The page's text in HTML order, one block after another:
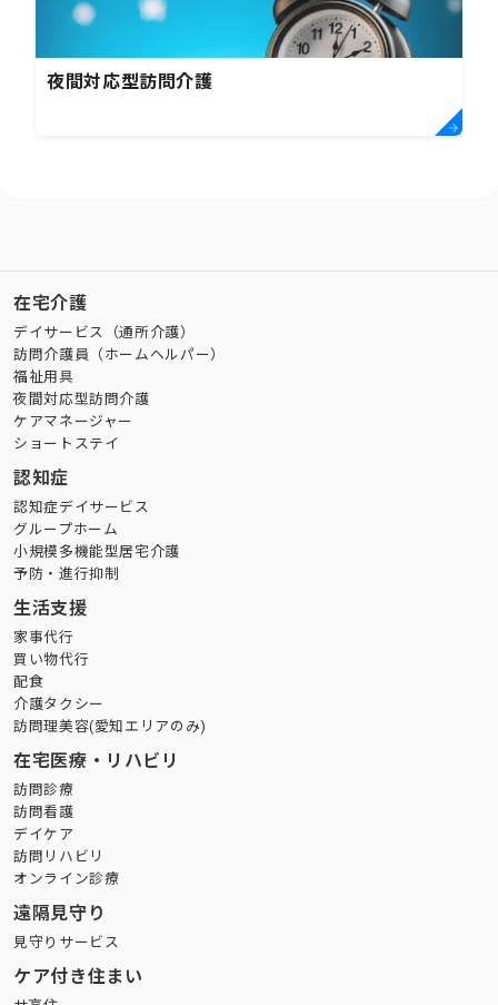
夜間対応型訪問介護
在宅介護
デイサービス（通所介護）
訪問介護員（ホームヘルパー）
福祉用具
夜間対応型訪問介護
ケアマネージャー
ショートステイ
認知症
認知症デイサービス
グループホーム
小規模多機能型居宅介護
予防・進行抑制
生活支援
家事代行
買い物代行
配食
介護タクシー
訪問理美容(愛知エリアのみ)
在宅医療・リハビリ
訪問診療
訪問看護
デイケア
訪問リハビリ
オンライン診療
遠隔見守り
見守りサービス
ケア付き住まい